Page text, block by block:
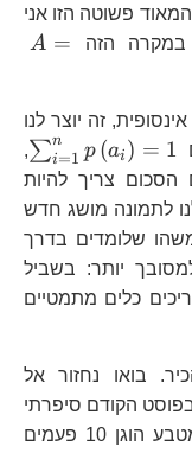
פשוטה הזו אני
X הזה A =
זה יוצר לנו
∑i=1
n p (ai ) = 1
,
X
הסכום צריך להיות
לתמונה מושג חדש
שלומדים בדרך
יותר: בשביל
כלים מתמטיים
בואו נחזור אל
הקודם סיפרתי
עליה סיפור של משחק שבו אני מטיל מטבע הוגן 10 פעמים